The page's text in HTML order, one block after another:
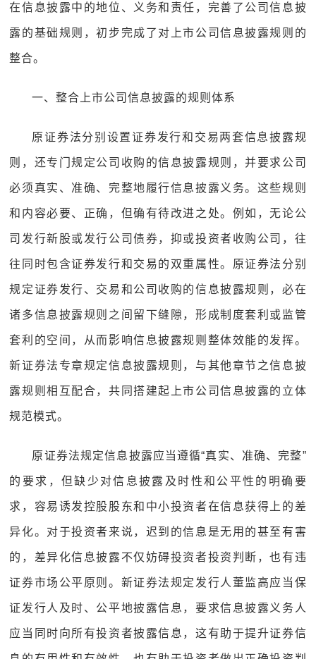
在信息披露中的地位、义务和责任，完善了公司信息披
露的基础规则，初步完成了对上市公司信息披露规则的
整合。
一、整合上市公司信息披露的规则体系
原证券法分别设置证券发行和交易两套信息披露规
则，还专门规定公司收购的信息披露规则，并要求公司
必须真实、准确、完整地履行信息披露义务。这些规则
和内容必要、正确，但确有待改进之处。例如，无论公
司发行新股或发行公司债券，抑或投资者收购公司，往
往同时包含证券发行和交易的双重属性。原证券法分别
规定证券发行、交易和公司收购的信息披露规则，必在
诸多信息披露规则之间留下缝隙，形成制度套利或监管
套利的空间，从而影响信息披露规则整体效能的发挥。
新证券法专章规定信息披露规则，与其他章节之信息披
露规则相互配合，共同搭建起上市公司信息披露的立体
规范模式。
原证券法规定信息披露应当遵循“真实、准确、完整”
的要求，但缺少对信息披露及时性和公平性的明确要
求，容易诱发控股股东和中小投资者在信息获得上的差
异化。对于投资者来说，迟到的信息是无用的甚至有害
的，差异化信息披露不仅妨碍投资者投资判断，也有违
证券市场公平原则。新证券法规定发行人董监高应当保
证发行人及时、公平地披露信息，要求信息披露义务人
应当同时向所有投资者披露信息，这有助于提升证券信